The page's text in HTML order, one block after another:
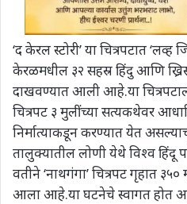
‘द केरल स्टोरी’ या चित्रपटात
केरळमधील ३२ सहस्र हिंदु आणि
दाखवण्यात आली आहे.या
चित्रपट ३ मुलींच्या सत्यकथेवर
निर्मात्याकडून करण्यात येत
तालुक्यातील लोणी येथे विश्व हिंदू
वतीने ‘नाथगंगा’ चित्रपट गृहात
आला आहे.या घटनेचे स्वागत होत